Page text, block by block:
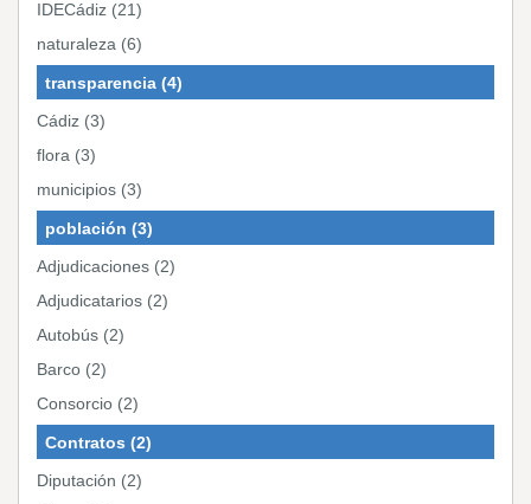
IDECádiz (21)
naturaleza (6)
transparencia (4)
Cádiz (3)
flora (3)
municipios (3)
población (3)
Adjudicaciones (2)
Adjudicatarios (2)
Autobús (2)
Barco (2)
Consorcio (2)
Contratos (2)
Diputación (2)